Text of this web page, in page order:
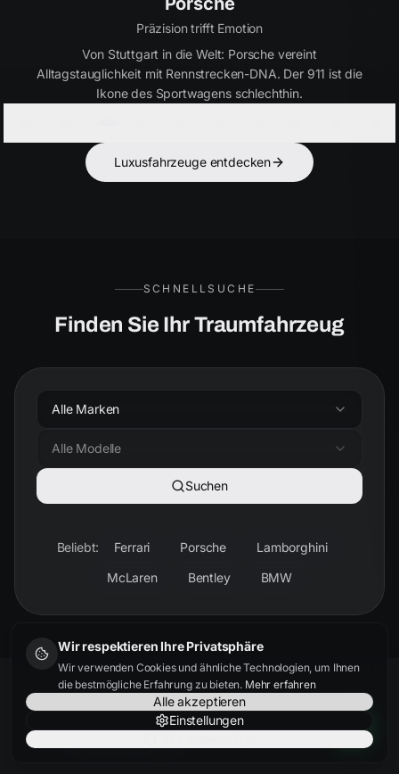
Wir respektieren Ihre Privatsphäre
Wir verwenden Cookies und ähnliche Technologien, um Ihnen
die bestmögliche Erfahrung zu bieten. Mehr erfahren
Alle akzeptieren
Einstellungen
Handwerkskunst seit 1919
Britische Eleganz in Perfektion. Bentley verbindet
ultimativen Luxus mit kraftvoller Performance – für Kenner,
die das Besondere suchen.
Luxusfahrzeuge entdecken
SCHNELLSUCHE
Finden Sie Ihr Traumfahrzeug
Alle Marken
Alle Modelle
Suchen
Beliebt: Ferrari Porsche
Lamborghini
McLaren
Bentley BMW
KUNDENSTIMMEN